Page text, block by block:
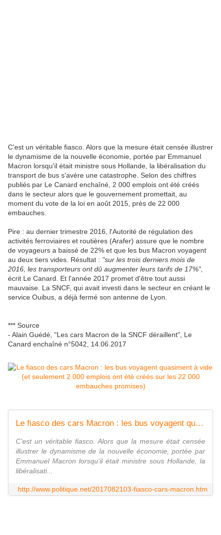
C'est un véritable fiasco. Alors que la mesure était censée illustrer
le dynamisme de la nouvelle économie, portée par Emmanuel
Macron lorsqu'il était ministre sous Hollande, la libéralisation du
transport de bus s'avère une catastrophe. Selon des chiffres
publiés par Le Canard enchaîné, 2 000 emplois ont été créés
dans le secteur alors que le gouvernement promettait, au
moment du vote de la loi en août 2015, près de 22 000
embauches.
Pire : au dernier trimestre 2016, l'Autorité de régulation des
activités ferroviaires et routières (Arafer) assure que le nombre
de voyageurs a baissé de 22% et que les bus Macron voyagent
au deux tiers vides. Résultat : "sur les trois derniers mois de
2016, les transporteurs ont dû augmenter leurs tarifs de 17%",
écrit Le Canard. Et l'année 2017 promet d'être tout aussi
mauvaise. La SNCF, qui avait investi dans le secteur en créant le
service Ouibus, a déjà fermé son antenne de Lyon.
*** Source
- Alain Guédé, "Les cars Macron de la SNCF déraillent", Le
Canard enchaîné n°5042, 14.06.2017
Le fiasco des cars Macron : les bus voyagent quasiment à vide (et seulement 2 000 emplois ont été créés sur les 22 000 embauches promises)
C'est un véritable fiasco. Alors que la mesure était censée
illustrer le dynamisme de la nouvelle économie, portée par
Emmanuel Macron lorsqu'il était ministre sous Hollande, la
libéralisati...
http://www.politique.net/2017082103-fiasco-cars-macron.htm